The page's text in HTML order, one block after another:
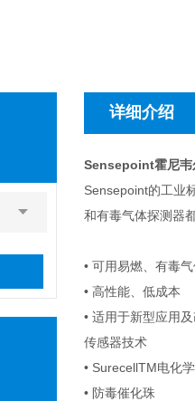
详细介绍
Sensepoint霍尼韦
Sensepoint的工业
和有毒气体探测器
• 可用易燃、有毒
• 高性能、低成本
• 适用于新型应用
传感器技术
• SurecellTM电化
• 防毒催化珠